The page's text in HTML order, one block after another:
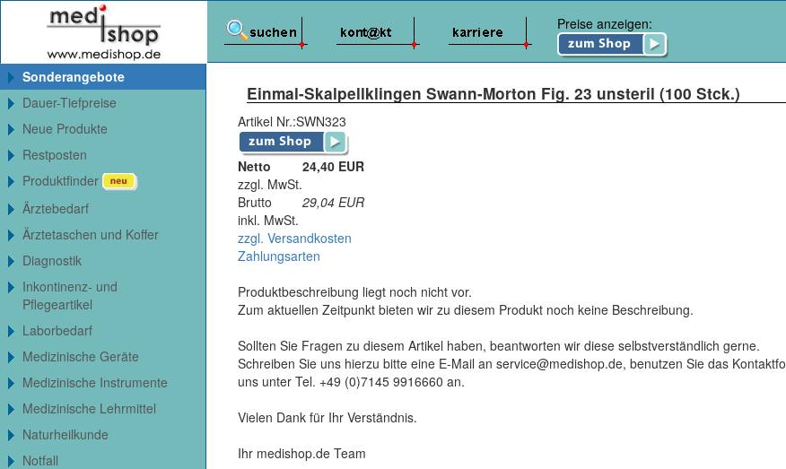
Preise anzeigen:
Einmal-Skalpellklingen Swann-Morton Fig. 23 unsteril (100 Stck.)
Artikel Nr.:SWN323
Netto
24,40 EUR
zzgl. MwSt.
Brutto
29,04 EUR
inkl. MwSt.
zzgl. Versandkosten
Zahlungsarten
Produktbeschreibung liegt noch nicht vor.
Zum aktuellen Zeitpunkt bieten wir zu diesem Produkt noch keine Beschreibung.
Sollten Sie Fragen zu diesem Artikel haben, beantworten wir diese selbstverständlich gerne.
Schreiben Sie uns hierzu bitte eine E-Mail an service@medishop.de, benutzen Sie das
uns unter Tel. +49 (0)7145 9916660 an.
Vielen Dank für Ihr Verständnis.
Ihr medishop.de Team
Sonderangebote
Dauer-Tiefpreise
Neue Produkte
Restposten
Produktfinder
Ärztebedarf
Ärztetaschen und Koffer
Diagnostik
Inkontinenz- und
Pflegeartikel
Laborbedarf
Medizinische Geräte
Medizinische Instrumente
Medizinische Lehrmittel
Naturheilkunde
Notfall